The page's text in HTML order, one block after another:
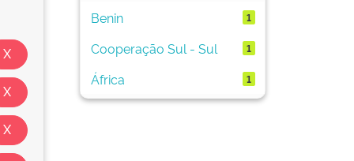
Benin
1
Cooperação Sul - Sul 1
África 1